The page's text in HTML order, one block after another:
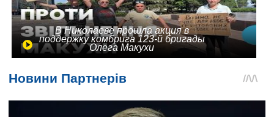
В Николаеве прошла акция в
поддержку комбрига 123-й бригады
Олега Макухи